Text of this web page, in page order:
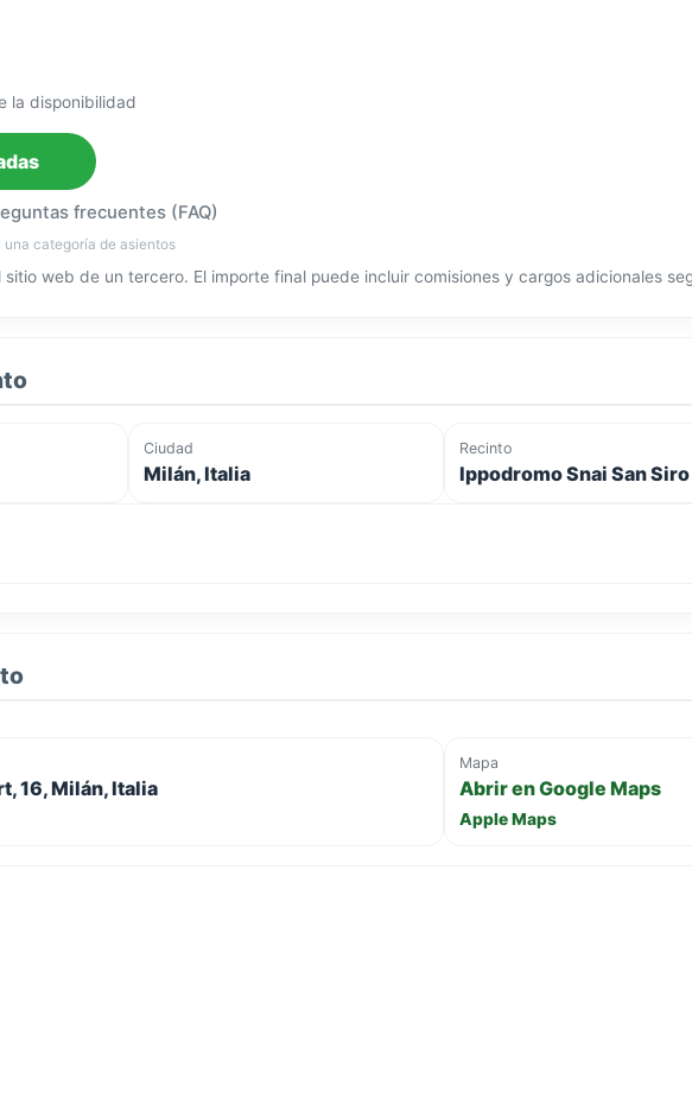
la disponibilidad
frecuentes (FAQ)
categoría de asientos
sitio web de un tercero. El importe final puede incluir comisiones y cargos adicionales
Ciudad
Milán, Italia
Recinto
Ippodromo Snai San Siro
16, Milán, Italia
Mapa
Abrir en Google Maps
Apple Maps